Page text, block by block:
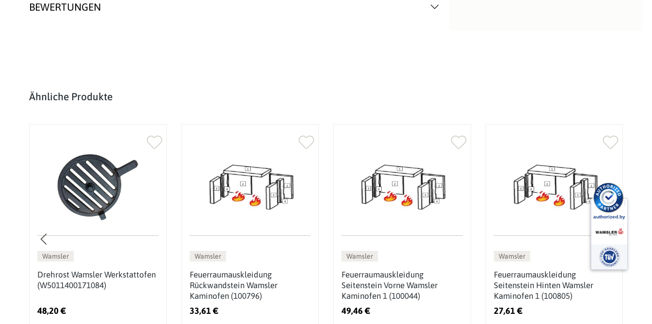
BEWERTUNGEN
Produktgalerie überspringen
Ähnliche Produkte
Wamsler
Drehrost Wamsler Werkstattofen
(W5011400171084)
48,20 €
Wamsler
Feuerraumauskleidung
Rückwandstein Wamsler
Kaminofen (100796)
33,61 €
Wamsler
Feuerraumauskleidung
Seitenstein Vorne Wamsler
Kaminofen 1 (100044)
49,46 €
Wamsler
Feuerraumauskleidung
Seitenstein Hinten Wamsler
Kaminofen 1 (100805)
27,61 €